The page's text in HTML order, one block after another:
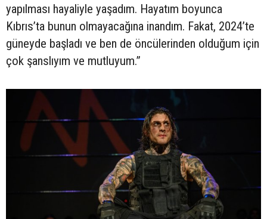
yapılması hayaliyle yaşadım. Hayatım boyunca
Kıbrıs’ta bunun olmayacağına inandım. Fakat, 2024’te
güneyde başladı ve ben de öncülerinden olduğum için
çok şanslıyım ve mutluyum.”